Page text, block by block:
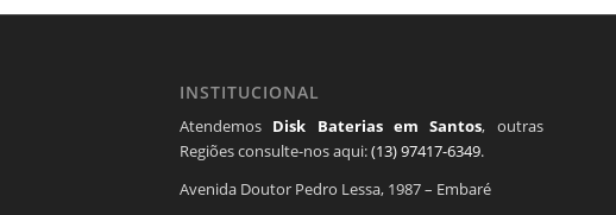
INSTITUCIONAL
Atendemos Disk Baterias em Santos, outras
Regiões consulte-nos aqui:(13) 97417-6349.
Avenida Doutor Pedro Lessa, 1987 – Embaré